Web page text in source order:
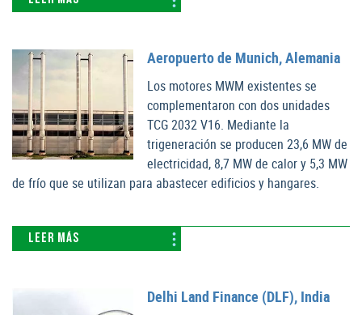
Aeropuerto de Munich, Alemania
Los motores MWM existentes se
complementaron con dos unidades
TCG 2032 V16. Mediante la
trigeneración se producen 23,6 MW de
electricidad, 8,7 MW de calor y 5,3 MW
de frío que se utilizan para abastecer edificios y hangares.
LEER MÁS
Delhi Land Finance (DLF), India